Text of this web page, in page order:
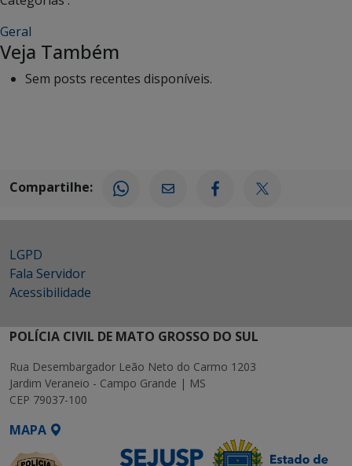
Geral
Veja Também
Sem posts recentes disponíveis.
Compartilhe:
LGPD
Fala Servidor
Acessibilidade
POLÍCIA CIVIL DE MATO GROSSO DO SUL
Rua Desembargador Leão Neto do Carmo 1203
Jardim Veraneio - Campo Grande | MS
CEP 79037-100
MAPA